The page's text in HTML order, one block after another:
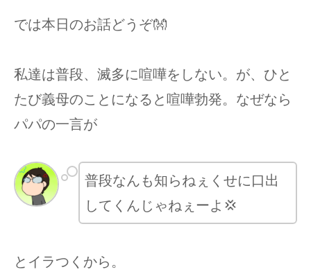
では本日のお話どうぞ👐
私達は普段、滅多に喧嘩をしない。が、ひと
たび義母のことになると喧嘩勃発。なぜなら
パパの一言が
普段なんも知らねぇくせに口出
してくんじゃねぇーよ💢
とイラつくから。